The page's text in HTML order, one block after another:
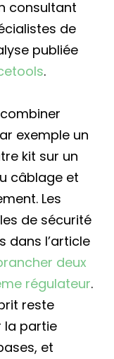
consultant
de
publiée
.
exemple un
kit sur un
câblage et
Les
de sécurité
dans l’article
deux
régulateur.
reste
la partie
et